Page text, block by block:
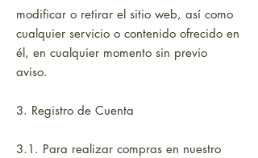
modificar o retirar el sitio web, así como
cualquier servicio o contenido ofrecido en
él, en cualquier momento sin previo
aviso.
3. Registro de Cuenta
3.1. Para realizar compras en nuestro